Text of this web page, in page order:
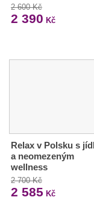
2 600 Kč
2 390 Kč
Relax v Polsku s
a neomezeným
wellness
2 700 Kč
2 585 Kč